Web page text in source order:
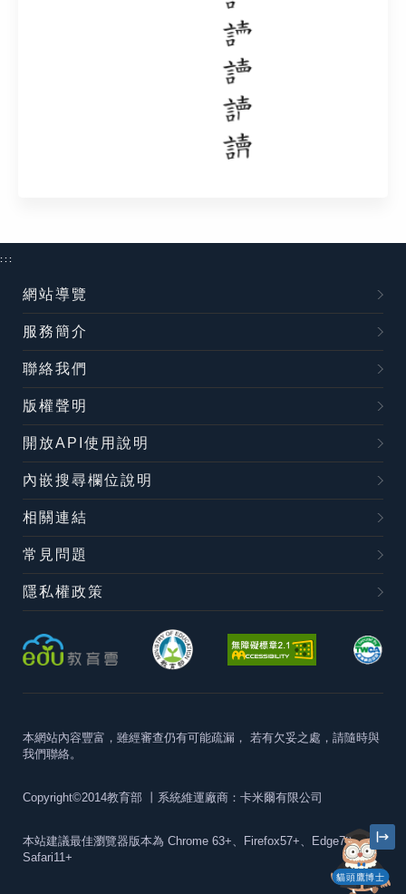
貓頭鷹博士
:::
網站導覽
服務簡介
聯絡我們
版權聲明
開放API使用說明
內嵌搜尋欄位說明
相關連結
常見問題
隱私權政策
本網站內容豐富，雖經審查仍有可能疏漏， 若有欠妥之處，請隨時與
我們聯絡。
Copyright©2014教育部 丨系統維運廠商：卡米爾有限公司
本站建議最佳瀏覽器版本為 Chrome 63+、Firefox57+、Edge79+及
Safari11+